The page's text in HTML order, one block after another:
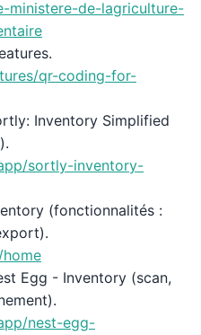
ministere-de-lagriculture-
qr-coding-for-
Inventory Simplified
sortly-inventory-
(fonctionnalités :
Egg - Inventory (scan,
nest-egg-